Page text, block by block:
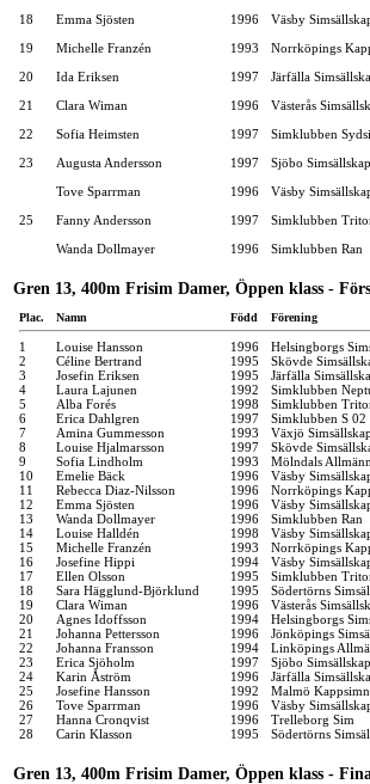
18
Emma Sjösten 1996
Väsby
19
Michelle Franzén 1993
Norrköpings
20
Ida Eriksen 1997
Järfälla
21
Clara Wiman 1996
Västerås
22
Sofia Heimsten 1997
Simklubben
23
Augusta Andersson 1997
Sjöbo Simsällskap
Tove Sparrman
1996
Väsby
25
Fanny Andersson 1997
Simklubben
Wanda Dollmayer
1996 Simklubben Ran
Gren 13, 400m Frisim Damer, Öppen klass -
Plac. Namn Född Förening
1 Louise Hansson 1996
Helsingborgs
2
Céline Bertrand 1995
Skövde
3
Josefin Eriksen 1995
Järfälla
4
Laura Lajunen 1992
Simklubben
5
Alba Forés 1998
Simklubben
6
Erica Dahlgren 1997
Simklubben S 02
7
Amina Gummesson 1993
Växjö
8
Louise Hjalmarsson 1997
Skövde
9
Sofia Lindholm 1993
Mölndals
10
Emelie Bäck 1996
Väsby
11
Rebecca Diaz-Nilsson 1996
Norrköpings
12
Emma Sjösten 1996
Väsby
13
Wanda Dollmayer 1996
Simklubben Ran
14
Louise Halldén 1998
Väsby
15
Michelle Franzén 1993
Norrköpings
16
Josefine Hippi 1994
Väsby
17
Ellen Olsson 1995
Simklubben
18
Sara Hägglund-Björklund 1995
Södertörns
19
Clara Wiman 1996
Västerås
20
Agnes Idoffsson 1994
Helsingborgs
21
Johanna Pettersson 1996
Jönköpings
22
Johanna Fransson 1994
Linköpings
23
Erica Sjöholm 1997
Sjöbo Simsällskap
24
Karin Åström 1996
Järfälla
25
Josefine Hansson 1992
Malmö
26
Tove Sparrman 1996
Väsby
27
Hanna Cronqvist 1996
Trelleborg Sim
28
Carin Klasson 1995 Södertörns
Gren 13, 400m Frisim Damer, Öppen klass -